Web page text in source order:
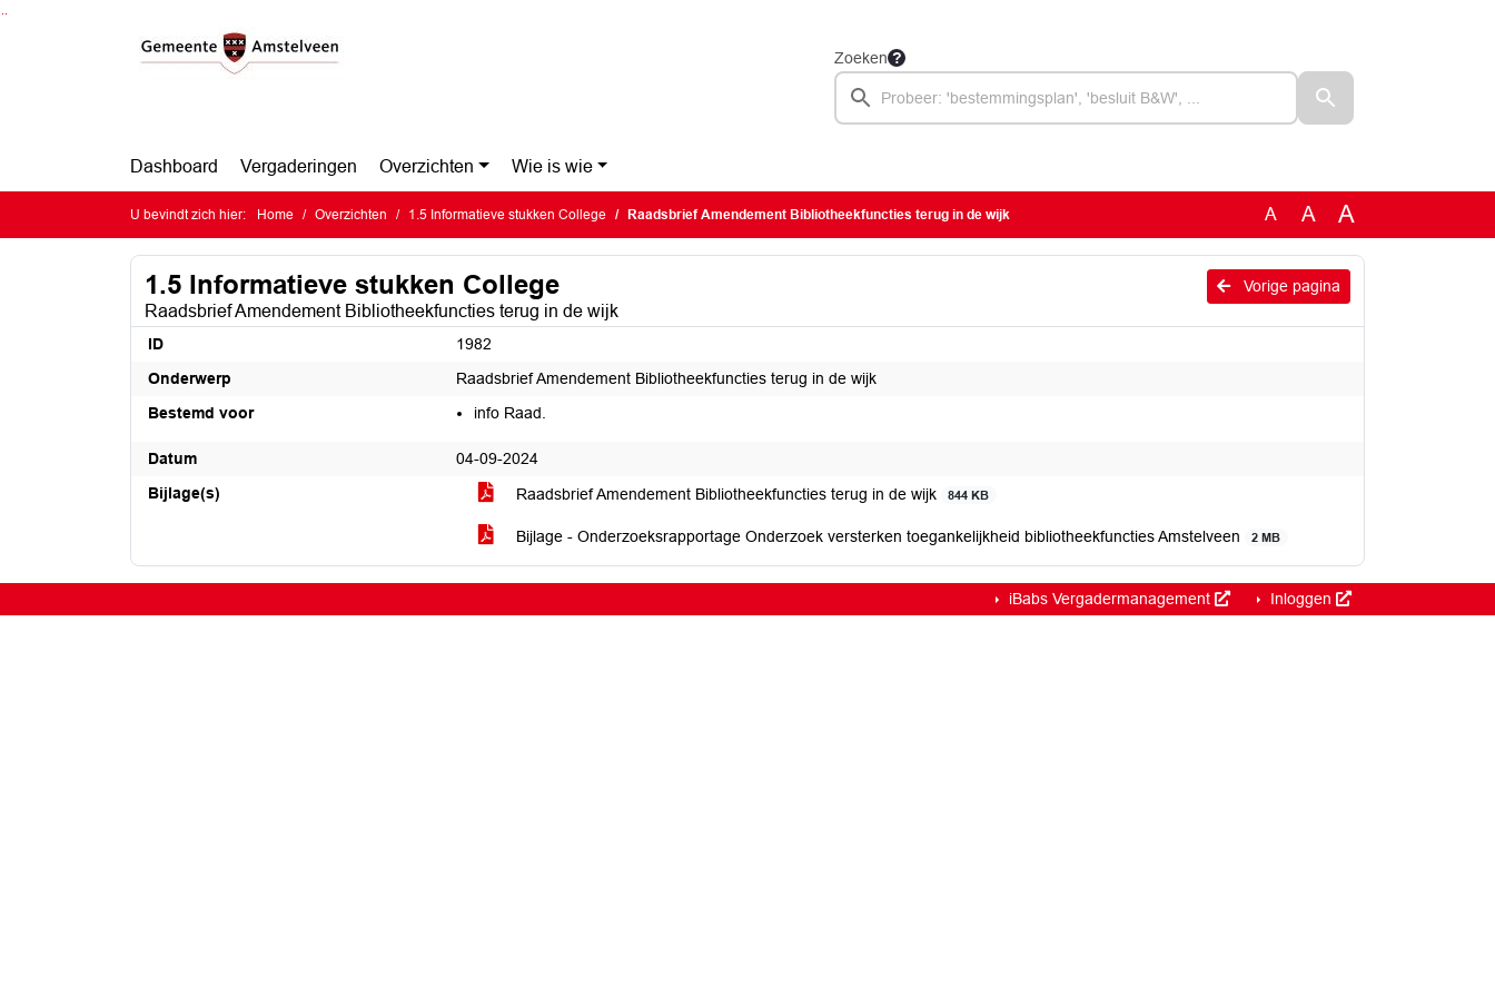
Zoeken
Dashboard Vergaderingen Overzichten Wie is wie
U bevindt zich hier: Home Overzichten 1.5 Informatieve stukken College Raadsbrief Amendement Bibliotheekfuncties terug in de wijk A A A
Vorige pagina
1.5 Informatieve stukken College
Raadsbrief Amendement Bibliotheekfuncties terug in de wijk
ID
1982
Onderwerp
Raadsbrief Amendement Bibliotheekfuncties terug in de wijk
Bestemd voor
info Raad.
Datum
04-09-2024
Bijlage(s)
Raadsbrief Amendement Bibliotheekfuncties terug in de wijk 844 KB
Bijlage - Onderzoeksrapportage Onderzoek versterken toegankelijkheid bibliotheekfuncties Amstelveen 2 MB
iBabs Vergadermanagement Inloggen